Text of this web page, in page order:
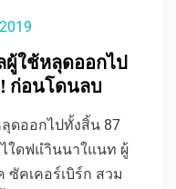
ใช้หลุดออกไป
ก่อนโดนลบ
ดออกไปทั้งสิ้น 87
ใดฟแำินนาใแนท ผู้
ซัคเคอร์เบิร์ก สวม